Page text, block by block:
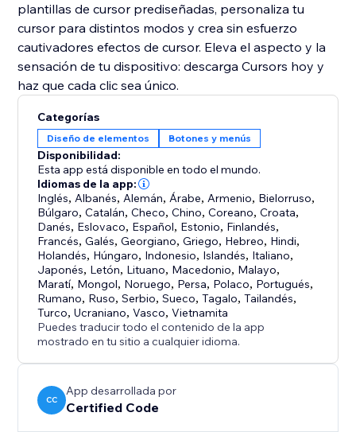
plantillas de cursor prediseñadas, personaliza tu
cursor para distintos modos y crea sin esfuerzo
cautivadores efectos de cursor. Eleva el aspecto y la
sensación de tu dispositivo: descarga Cursors hoy y
haz que cada clic sea único.
Categorías
Diseño de elementos Botones y menús
Disponibilidad:
Esta app está disponible en todo el mundo.
Idiomas de la app:
Inglés, Albanés, Alemán, Árabe, Armenio, Bielorruso,
Búlgaro,Catalán,Checo,Chino,Coreano,Croata,
Danés, Eslovaco, Español, Estonio, Finlandés,
Francés,Galés,Georgiano,Griego, Hebreo, Hindi,
Holandés, Húngaro, Indonesio, Islandés, Italiano,
Japonés, Letón, Lituano, Macedonio, Malayo,
Maratí, Mongol, Noruego, Persa, Polaco, Portugués,
Rumano, Ruso,Serbio,Sueco,Tagalo,Tailandés,
Turco,Ucraniano,Vasco,Vietnamita
Puedes traducir todo el contenido de la app
mostrado en tu sitio a cualquier idioma.
CC
App desarrollada por
Certified Code